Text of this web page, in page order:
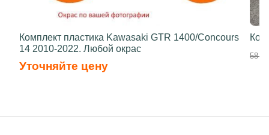
Комплект пластика Kawasaki GTR 1400/Concours
14 2010-2022. Любой окрас
Уточняйте цену
58